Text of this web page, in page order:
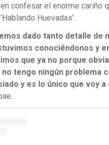
confesar el enorme cariño
Huevadas’.
dado tanto detalle de
conociéndonos y
que ya no porque
tengo ningún problema
y es lo único que voy a